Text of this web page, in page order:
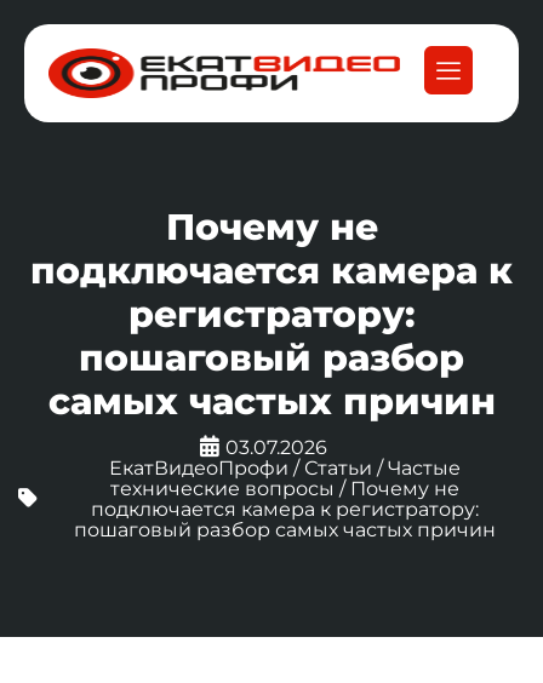
Почему не
подключается камера к
регистратору:
пошаговый разбор
самых частых причин
03.07.2026
ЕкатВидеоПрофи / Статьи / Частые
технические вопросы /Почему не
подключается камера к регистратору:
пошаговый разбор самых частых причин